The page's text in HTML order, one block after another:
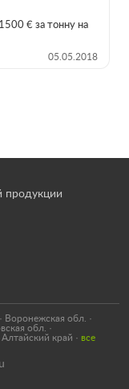
€ за тонну на
05.05.2018
продукции
· Воронежская обл.
·
обл.
·
Алтайский край · все